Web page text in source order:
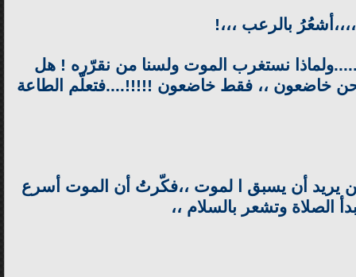
بالرعب ،،،!
نستغرب الموت ولسنا من نقرّره ! هل
خاضعون ،، فقط خاضعون !!!!!....فتعلّم الطاعة
يريد أن يسبق ا لموت ،،فكّرتُ أن الموت أسرع
الصلاة وتشعر بالسلام ،،